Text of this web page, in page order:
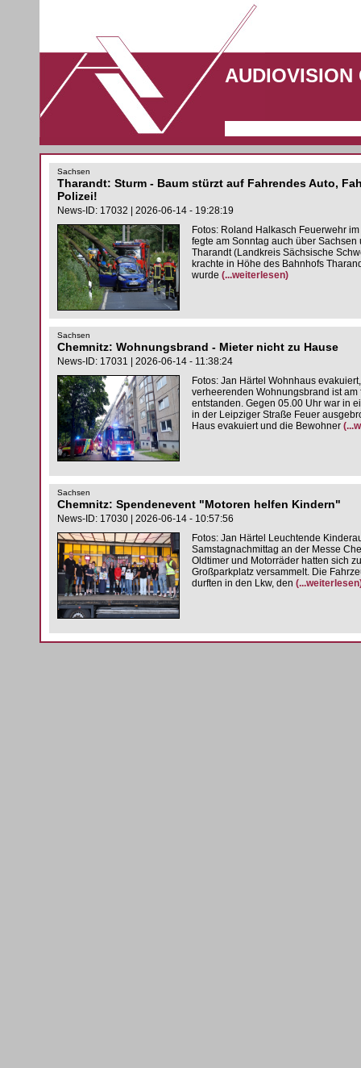
AUDIOVISION
Sachsen
Tharandt: Sturm - Baum stürzt auf Fahrendes Auto,
Polizei!
News-ID: 17032 | 2026-06-14 - 19:28:19
Fotos: Roland Halkasch Feuerwehr
fegte am Sonntag auch über
Tharandt (Landkreis Sächsische
krachte in Höhe des Bahnhofs
wurde (...weiterlesen)
Sachsen
Chemnitz: Wohnungsbrand - Mieter nicht zu Hause
News-ID: 17031 | 2026-06-14 - 11:38:24
Fotos: Jan Härtel Wohnhaus
verheerenden Wohnungsbrand ist
entstanden. Gegen 05.00 Uhr war in
in der Leipziger Straße Feuer
Haus evakuiert und die Bewohner
Sachsen
Chemnitz: Spendenevent "Motoren helfen Kindern"
News-ID: 17030 | 2026-06-14 - 10:57:56
Fotos: Jan Härtel Leuchtende
Samstagnachmittag an der Messe
Oldtimer und Motorräder hatten sich
Großparkplatz versammelt. Die
durften in den Lkw, den